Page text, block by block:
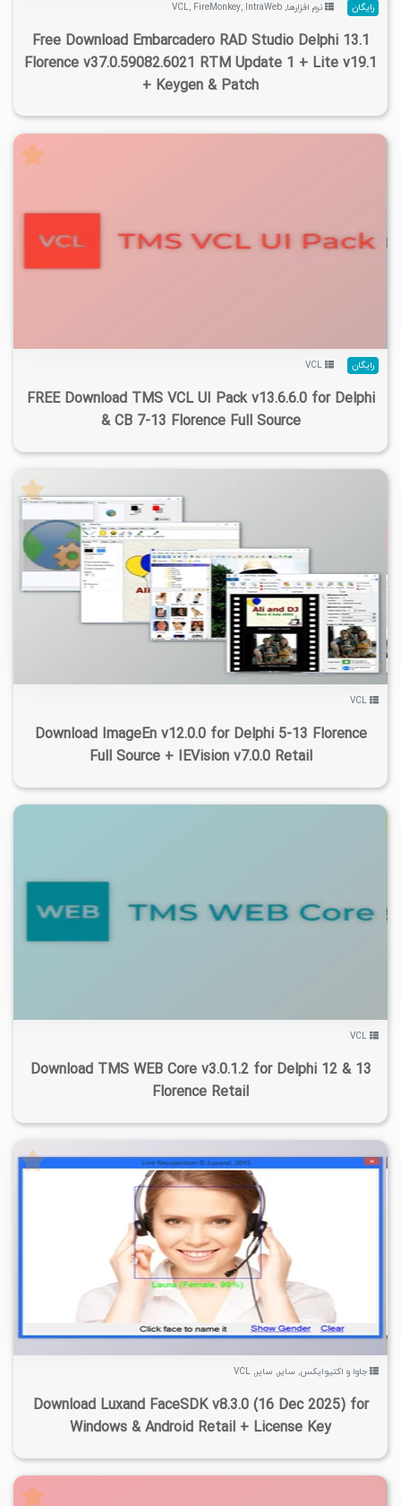
رایگان نرم افزارها,
VCL, FireMonkey, IntraWeb
Free Download Embarcadero RAD Studio Delphi 13.1
Florence v37.0.59082.6021 RTM Update 1 + Lite v19.1
+ Keygen & Patch
رایگان VCL
FREE Download TMS VCL UI Pack v13.6.6.0 for Delphi
& CB 7-13 Florence Full Source
۲۸/۳K ۳۸/۸K ۱۴۰۴/۰۷/۰۲
VCL
Download ImageEn v12.0.0 for Delphi 5-13 Florence
Full Source + IEVision v7.0.0 Retail
VCL
Download TMS WEB Core v3.0.1.2 for Delphi 12 & 13
Florence Retail
۲۶/۵K ۳۷/۳K ۱۴۰۴/۱۲/۰۳
جاوا و اکتیوایکس, سایر, سایر,
VCL
Download Luxand FaceSDK v8.3.0 (16 Dec 2025) for
Windows & Android Retail + License Key